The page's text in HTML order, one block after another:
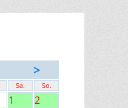
>
Sa. So.
1
2